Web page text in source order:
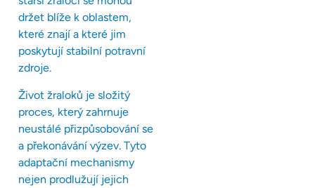
držet blíže k oblastem,
které znají a které jim
poskytují stabilní potravní
zdroje.
Život žraloků je složitý
proces, který zahrnuje
neustálé přizpůsobování se
a překonávání výzev. Tyto
adaptační mechanismy
nejen prodlužují jejich